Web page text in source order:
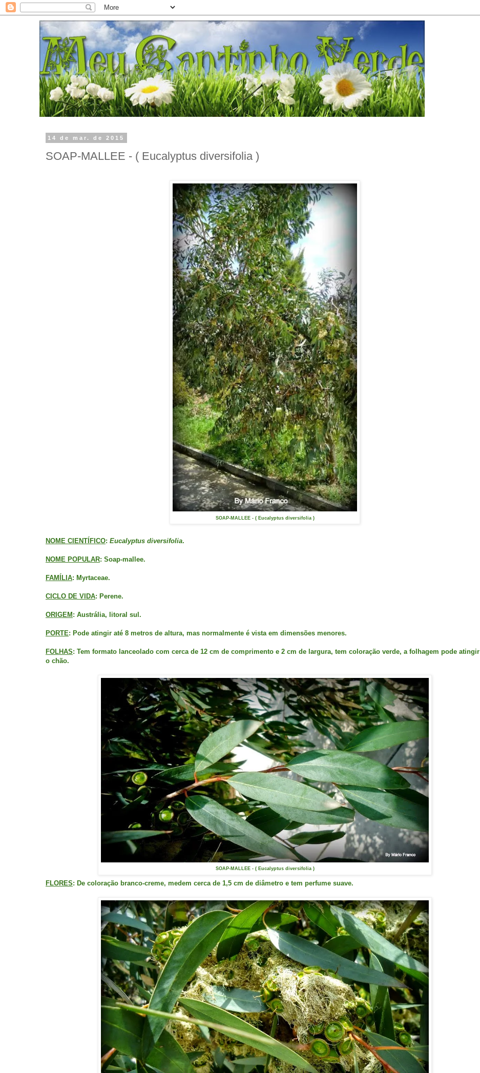
14 de mar. de 2015
SOAP-MALLEE - ( Eucalyptus diversifolia )
SOAP-MALLEE - ( Eucalyptus diversifolia )
NOME CIENTÍFICO: Eucalyptus diversifolia.
NOME POPULAR: Soap-mallee.
FAMÍLIA: Myrtaceae.
CICLO DE VIDA: Perene.
ORIGEM : Austrália, litoral sul.
PORTE: Pode atingir até 8 metros de altura, mas normalmente é vista em dimensões menores.
FOLHAS: Tem formato lanceolado com cerca de 12 cm de comprimento e 2 cm de largura, tem coloração verde, a folhagem pode atingir
o chão.
SOAP-MALLEE - ( Eucalyptus diversifolia )
FLORES: De coloração branco-creme, medem cerca de 1,5 cm de diâmetro e tem perfume suave.